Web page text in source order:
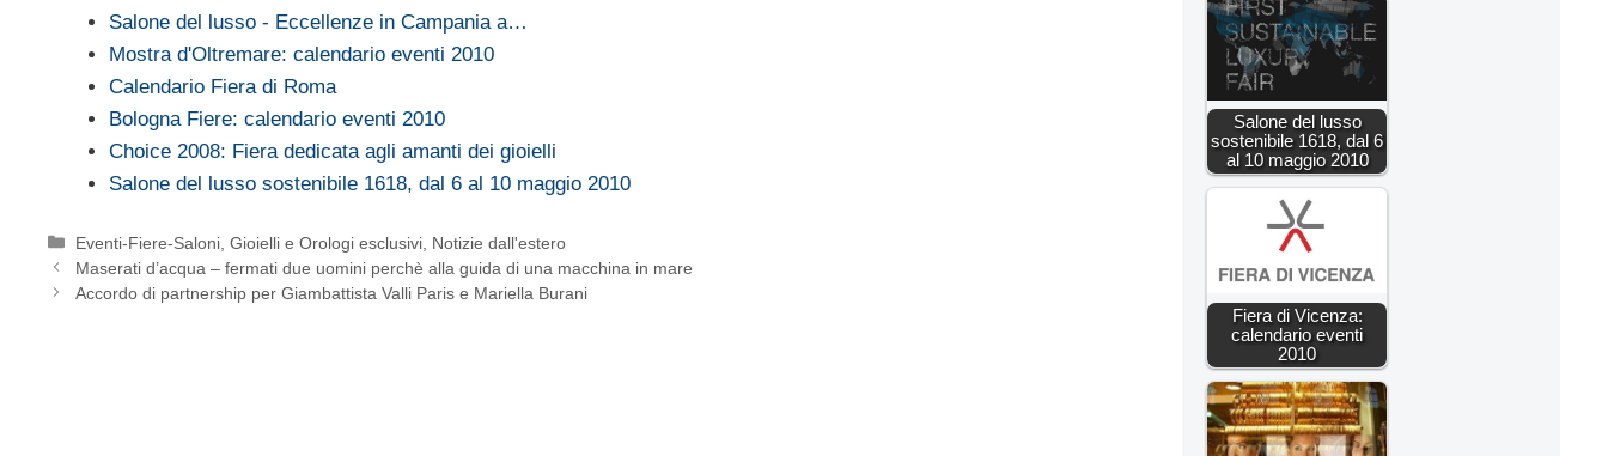
Salone del lusso - Eccellenze in Campania a…
Mostra d'Oltremare: calendario eventi 2010
Calendario Fiera di Roma
Bologna Fiere: calendario eventi 2010
Choice 2008: Fiera dedicata agli amanti dei gioielli
Salone del lusso sostenibile 1618, dal 6 al 10 maggio 2010
Categorie
Eventi-Fiere-Saloni ,Gioielli e Orologi esclusivi Notizie dall'estero
Maserati d’acqua – fermati due uomini perchè alla guida di una macchina in mare
Accordo di partnership per Giambattista Valli Paris e Mariella Burani
Salone del lusso
sostenibile 1618, dal 6
al 10 maggio 2010
Fiera di Vicenza:
calendario eventi
2010